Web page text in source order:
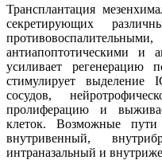
Трансплантация
секретирующих
антиапоптотическими и
усиливает регенерацию
стимулирует выделение
сосудов,
пролиферацию и
клеток. Возможные
внутривенный,
интраназальный и